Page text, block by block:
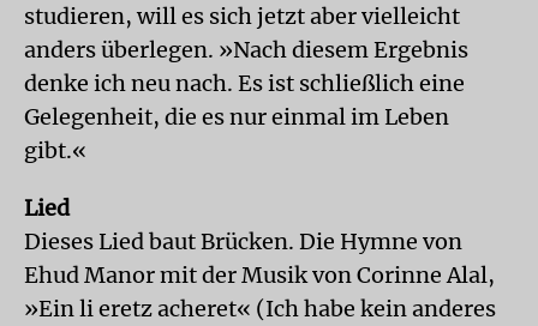
studieren, will es sich jetzt aber vielleicht
anders überlegen. »Nach diesem Ergebnis
denke ich neu nach. Es ist schließlich eine
Gelegenheit, die es nur einmal im Leben
gibt.«
Lied
Dieses Lied baut Brücken. Die Hymne von
Ehud Manor mit der Musik von Corinne Alal,
»Ein li eretz acheret« (Ich habe kein anderes